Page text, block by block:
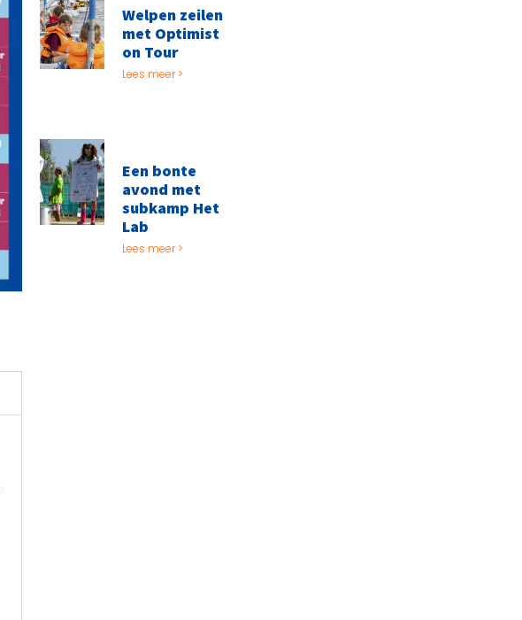
Welpen zeilen
met Optimist
on Tour
Lees meer >
Een bonte
avond met
subkamp Het
Lab
Lees meer >